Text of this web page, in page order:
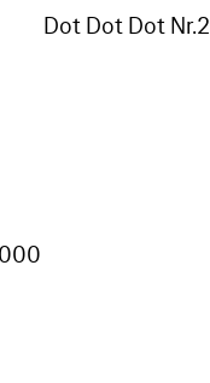
Dot Dot Dot Nr.2